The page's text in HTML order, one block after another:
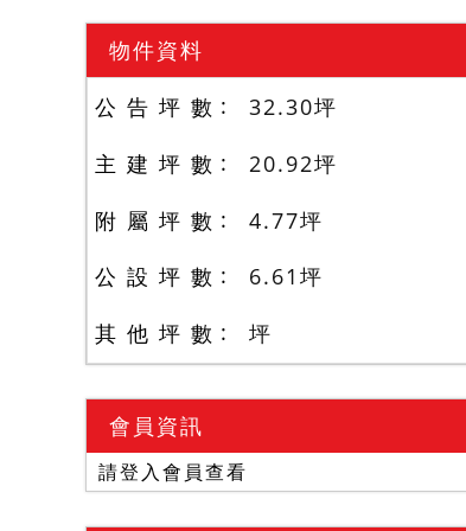
物件資料
公 告 坪 數
32.30坪
主 建 坪 數
20.92坪
附 屬 坪 數
4.77坪
公 設 坪 數
6.61 坪
其 他 坪 數
坪
會員資訊
請登入會員查看